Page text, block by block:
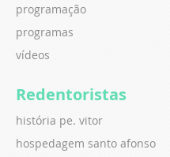
programação
programas
vídeos
Redentoristas
história pe. vitor
hospedagem santo afonso